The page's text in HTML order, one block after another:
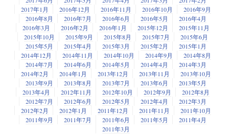
2017年1月
2016年12月 2016年11月 2016年10月
2016年9月
2016年8月
2016年7月 2016年6月 2016年5月
2016年4月
2016年3月
2016年2月 2016年1月 2015年12月
2015年11月
2015年10月
2015年9月 2015年8月 2015年7月
2015年6月
2015年5月
2015年4月 2015年3月 2015年2月
2015年1月
2014年12月
2014年11月 2014年10月 2014年9月
2014年8月
2014年7月
2014年6月 2014年5月 2014年4月
2014年3月
2014年2月
2014年1月 2013年12月 2013年11月
2013年10月
2013年9月
2013年8月 2013年7月 2013年6月
2013年5月
2013年4月
2012年11月 2012年10月 2012年9月
2012年8月
2012年7月
2012年6月 2012年5月 2012年4月
2012年3月
2012年2月
2012年1月 2011年12月 2011年11月
2011年10月
2011年9月
2011年7月 2011年6月 2011年5月
2011年4月
2011年3月